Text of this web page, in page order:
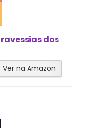
dos
Ver na Amazon